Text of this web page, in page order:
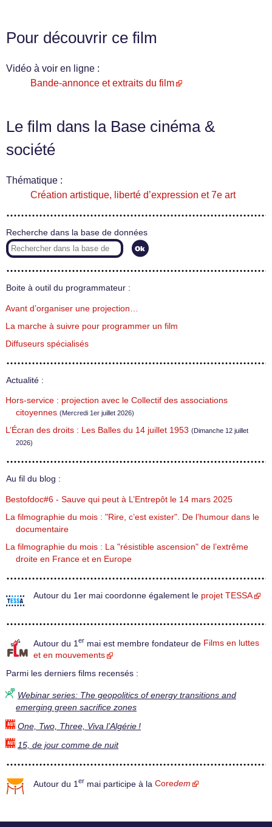
Pour découvrir ce film
Vidéo à voir en ligne :
Bande-annonce et extraits du film
Le film dans la Base cinéma &
société
Thématique :
Création artistique, liberté d’expression et 7e art
Recherche dans la base de données
Boite à outil du programmateur :
Avant d’organiser une projection…
La marche à suivre pour programmer un film
Diffuseurs spécialisés
Actualité :
Hors-service : projection avec le Collectif des associations
citoyennes (Mercredi 1er juillet 2026)
L’Écran des droits : Les Balles du 14 juillet 1953 (Dimanche 12 juillet
2026)
Au fil du blog :
Bestofdoc#6 - Sauve qui peut à L’Entrepôt le 14 mars 2025
La filmographie du mois : "Rire, c’est exister". De l’humour dans le
documentaire
La filmographie du mois : La "résistible ascension" de l’extrême
droite en France et en Europe
Autour du 1er mai coordonne également le projet TESSA
Autour du 1 er mai est membre fondateur de Films en luttes
et en mouvements
Parmi les derniers films recensés :
Webinar series: The geopolitics of energy transitions and
emerging green sacrifice zones
One, Two, Three, Viva l’Algérie !
15, de jour comme de nuit
Autour du 1 er mai participe à la Coredem